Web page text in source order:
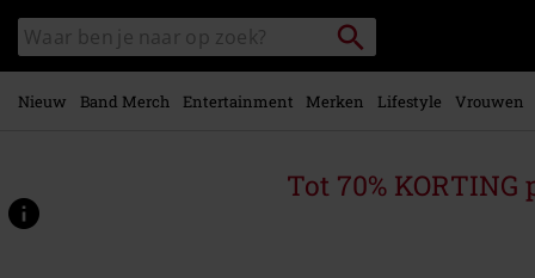
naar
hoofdinhoud
Zoek
in
catalogus
Packstation
zoeken
Nieuw Band Merch Entertainment Merken Lifestyle Vrouwen
Tot 70% KORTING